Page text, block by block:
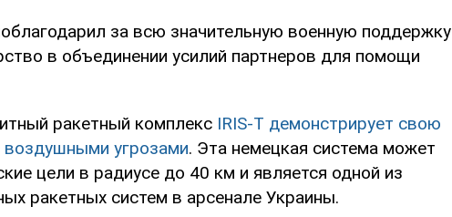
за всю значительную военную поддержку
в объединении усилий партнеров для помощи
ракетный комплекс IRIS-T демонстрирует свою
угрозами. Эта немецкая система может
цели в радиусе до 40 км и является одной из
ракетных систем в арсенале Украины.